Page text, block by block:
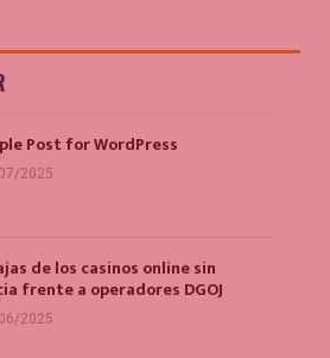
Post for WordPress
2025
de los casinos online sin
frente a operadores DGOJ
2025